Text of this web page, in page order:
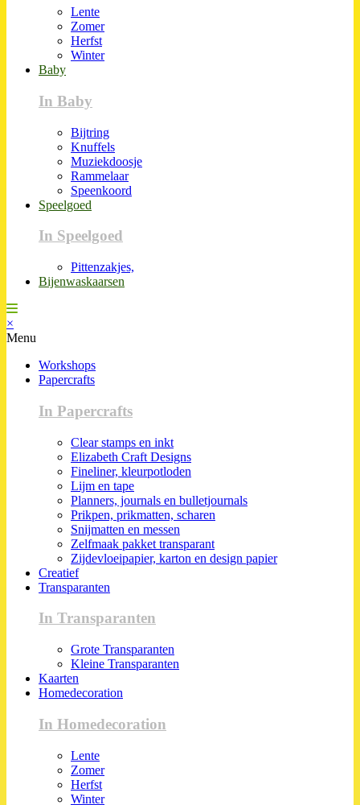
Lente
Zomer
Herfst
Winter
Baby
In Baby
Bijtring
Knuffels
Muziekdoosje
Rammelaar
Speenkoord
Speelgoed
In Speelgoed
Pittenzakjes,
Bijenwaskaarsen
×
Menu
Workshops
Papercrafts
In Papercrafts
Clear stamps en inkt
Elizabeth Craft Designs
Fineliner, kleurpotloden
Lijm en tape
Planners, journals en bulletjournals
Prikpen, prikmatten, scharen
Snijmatten en messen
Zelfmaak pakket transparant
Zijdevloeipapier, karton en design papier
Creatief
Transparanten
In Transparanten
Grote Transparanten
Kleine Transparanten
Kaarten
Homedecoration
In Homedecoration
Lente
Zomer
Herfst
Winter